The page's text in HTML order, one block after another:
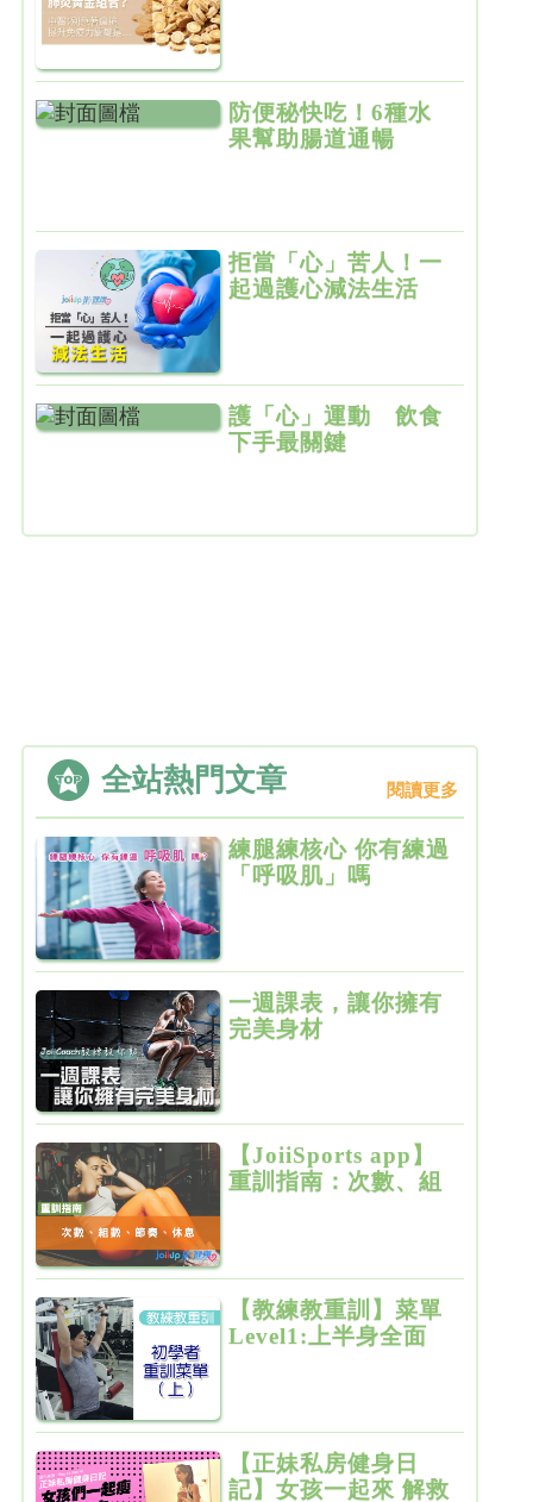
防便秘快吃！6種水
果幫助腸道通暢
拒當「心」苦人！一
起過護心減法生活
護「心」運動 飲食
下手最關鍵
全站熱門文章 閱讀更多
練腿練核心 你有練過
「呼吸肌」嗎
一週課表，讓你擁有
完美身材
【JoiiSports app】
重訓指南：次數、組
【教練教重訓】菜單
Level1:上半身全面
【正妹私房健身日
記】女孩一起來 解救